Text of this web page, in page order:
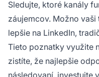
Sledujte, ktoré kanály
záujemcov. Možno
lepšie na LinkedIn,
Tieto poznatky využite
zistíte, že najlepšie